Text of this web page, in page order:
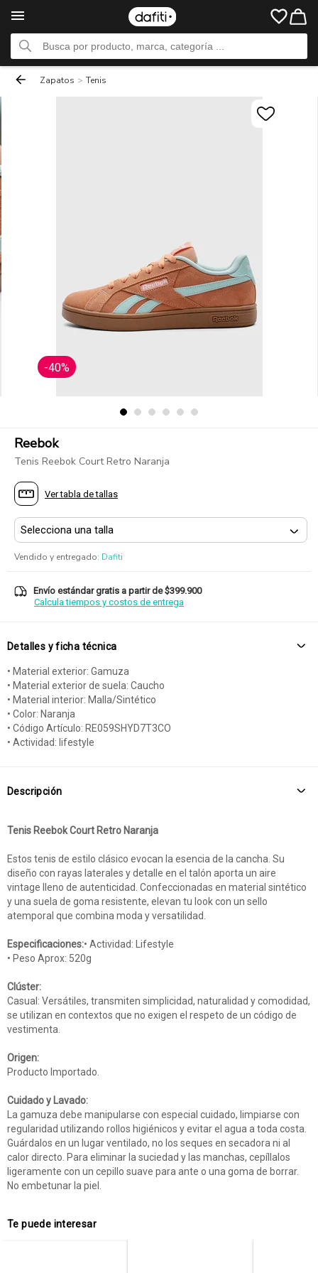
Zapatos > Tenis
-40%
Reebok
Tenis Reebok Court Retro Naranja
Ver tabla de tallas
Vendido y entregado: Dafiti
Envío estándar gratis a partir de $399.900
Calcula tiempos y costos de entrega
Detalles y ficha técnica
• Material exterior: Gamuza
• Material exterior de suela: Caucho
• Material interior: Malla/Sintético
• Color: Naranja
• Código Artículo: RE059SHYD7T3CO
• Actividad: lifestyle
Descripción
Tenis Reebok Court Retro Naranja
Estos tenis de estilo clásico evocan la esencia de la cancha. Su
diseño con rayas laterales y detalle en el talón aporta un aire
vintage lleno de autenticidad. Confeccionadas en material sintético
y una suela de goma resistente, elevan tu look con un sello
atemporal que combina moda y versatilidad.
Especificaciones:• Actividad: Lifestyle
• Peso Aprox: 520g
Clúster:
Casual: Versátiles, transmiten simplicidad, naturalidad y comodidad,
se utilizan en contextos que no exigen el respeto de un código de
vestimenta.
Origen:
Producto Importado.
Cuidado y Lavado:
La gamuza debe manipularse con especial cuidado, limpiarse con
regularidad utilizando rollos higiénicos y evitar el agua a toda costa.
Guárdalos en un lugar ventilado, no los seques en secadora ni al
calor directo. Para eliminar la suciedad y las manchas, cepíllalos
ligeramente con un cepillo suave para ante o una goma de borrar.
No embetunar la piel.
Te puede interesar